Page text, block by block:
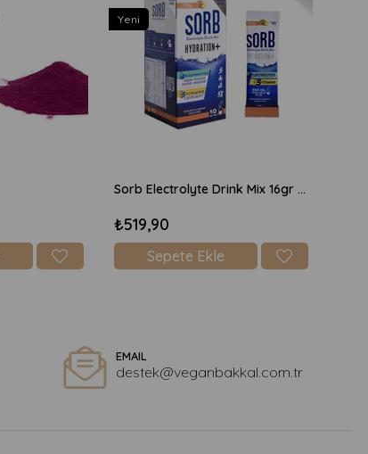
Sorb Electrolyte Drink Mix 16gr x 10 Adet Şekersiz - Şeftali
₺519,90
Sepete Ekle
Yeni
EMAIL
destek@veganbakkal.com.tr